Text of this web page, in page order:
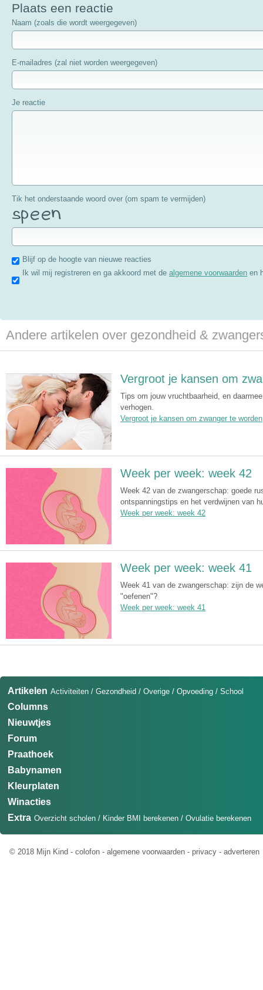
Plaats een reactie
Naam (zoals die wordt weergegeven)
E-mailadres (zal niet worden weergegeven)
Je reactie
Tik het onderstaande woord over (om spam te vermijden)
Blijf op de hoogte van nieuwe reacties
Ik wil mij registreren en ga akkoord met dealgemene voorwaarden en
Andere artikelen over gezondheid &
Vergroot je kansen om
Tips om jouw vruchtbaarheid, en
verhogen.
Vergroot je kansen om zwanger te worden
Week per week: week 42
Week 42 van de zwangerschap: goede
ontspanningstips en het verdwijnen van
Week per week: week 42
Week per week: week 41
Week 41 van de zwangerschap: zijn de
"oefenen"?
Week per week: week 41
Artikelen Activiteiten / Gezondheid / Overige / Opvoeding / School
Columns
Nieuwtjes
Forum
Praathoek
Babynamen
Kleurplaten
Winacties
Extra Overzicht scholen / Kinder BMI berekenen / Ovulatie berekenen
© 2018 Mijn Kind - colofon - algemene voorwaarden - privacy - adverteren